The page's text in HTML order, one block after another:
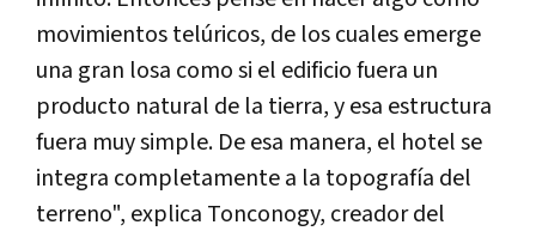
movimientos telúricos, de los cuales emerge
una gran losa como si el edificio fuera un
producto natural de la tierra, y esa estructura
fuera muy simple. De esa manera, el hotel se
integra completamente a la topografía del
terreno", explica Tonconogy, creador del